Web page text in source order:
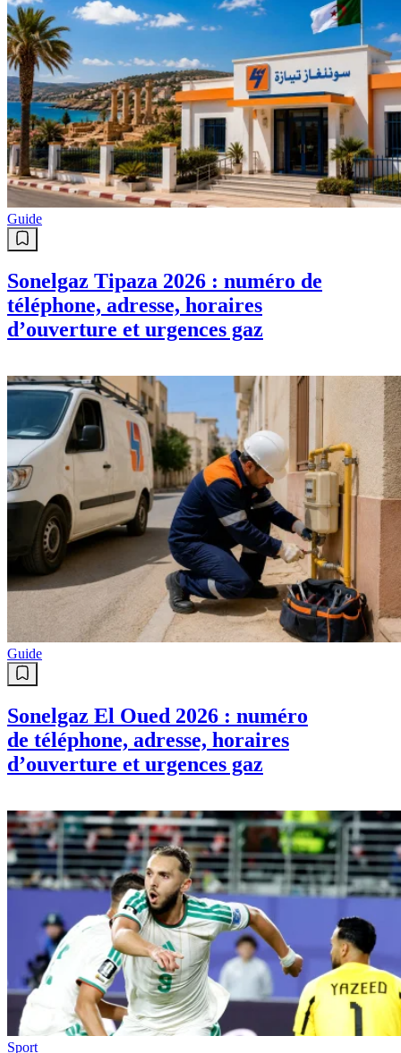
Guide
Sonelgaz Tipaza 2026 : numéro de
téléphone, adresse, horaires
d’ouverture et urgences gaz
Guide
Sonelgaz El Oued 2026 : numéro
de téléphone, adresse, horaires
d’ouverture et urgences gaz